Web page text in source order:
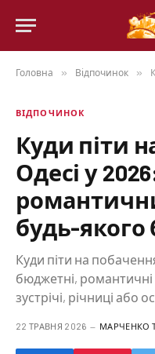
Головна » Відпочинок »
ВІДПОЧИНОК
Куди піти
Одесі у
будь-
Куди піти на
бюджетні, романтичні
зустрічі, річниці або
22 ТРАВНЯ 2026 МАРЧЕНКО